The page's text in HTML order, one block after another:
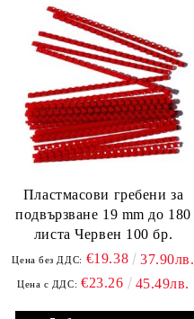
Пластмасови гребени за
подвързване 19 mm до 180
листа Червен 100 бр.
Цена без ДДС: €19.38 37.90лв.
Цена с ДДС: €23.26 45.49лв.